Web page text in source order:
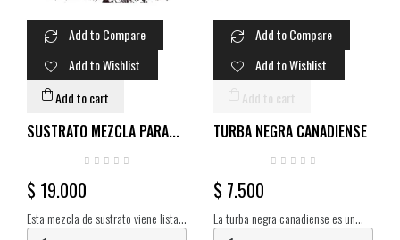
Add to Compare
Add to Wishlist
Add to cart
SUSTRATO MEZCLA PARA...
$ 19.000
Esta mezcla de sustrato viene lista
para pasteurizar y mezclar con tu
Add to Compare
Add to Wishlist
Add to cart
TURBA NEGRA CANADIENSE
$ 7.500
La turba negra canadiense es un
sustrato orgánico altamente